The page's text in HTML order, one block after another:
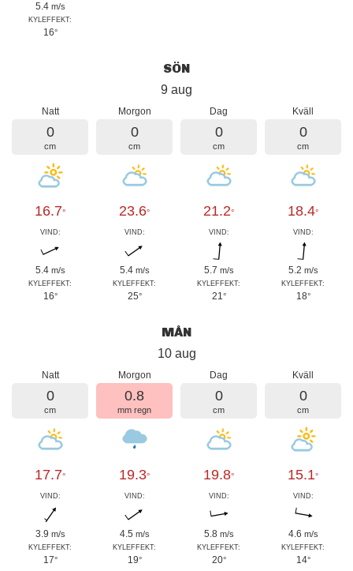
5.4 m/s
KYLEFFEKT:
16°
SÖN
9 aug
Natt
0
cm
16.7°
VIND:
5.4 m/s
KYLEFFEKT:
16°
Morgon
0
cm
23.6°
VIND:
5.4 m/s
KYLEFFEKT:
25°
Dag
0
cm
21.2°
VIND:
5.7 m/s
KYLEFFEKT:
21°
Kväll
0
cm
18.4°
VIND:
5.2 m/s
KYLEFFEKT:
18°
MÅN
10 aug
Natt
0
cm
17.7°
VIND:
3.9 m/s
KYLEFFEKT:
17°
Morgon
0.8
mm regn
19.3°
VIND:
4.5 m/s
KYLEFFEKT:
19°
Dag
0
cm
19.8°
VIND:
5.8 m/s
KYLEFFEKT:
20°
Kväll
0
cm
15.1°
VIND:
4.6 m/s
KYLEFFEKT:
14°